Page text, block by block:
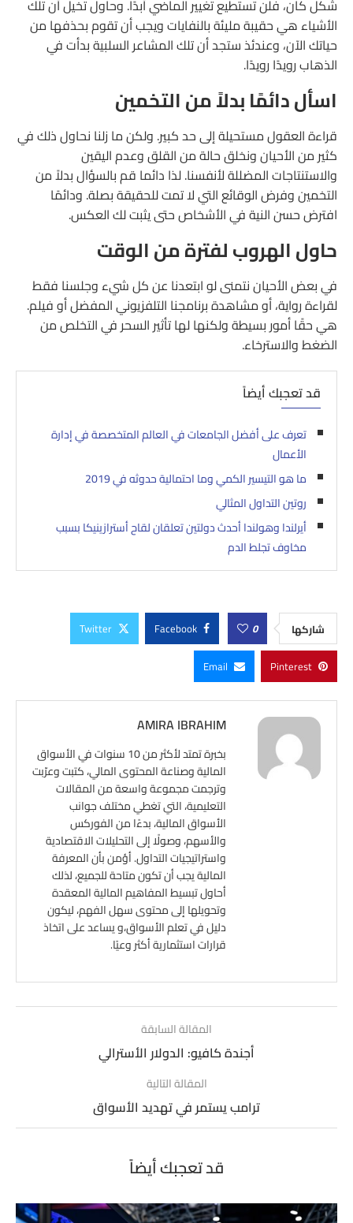
شكل كان، فلن تستطيع تغيير الماضي أبدًا. وحاول تخيل أن تلك
الأشياء هي حقيبة مليئة بالنفايات ويجب أن تقوم بحذفها من
حياتك الآن، وعندئذ ستجد أن تلك المشاعر السلبية بدأت في
الذهاب رويدًا رويدًا.
اسأل دائمًا بدلاً من التخمين
قراءة العقول مستحيلة إلى حد كبير. ولكن ما زلنا نحاول ذلك في
كثير من الأحيان ونخلق حالة من القلق وعدم اليقين
والاستنتاجات المضللة لأنفسنا. لذا دائما قم بالسؤال بدلاً من
التخمين وفرض الوقائع التي لا تمت للحقيقة بصلة. ودائمًا
افترض حسن النية في الأشخاص حتى يثبت لك العكس.
حاول الهروب لفترة من الوقت
في بعض الأحيان نتمنى لو ابتعدنا عن كل شيء وجلسنا فقط
لقراءة رواية، أو مشاهدة برنامجنا التلفزيوني المفضل أو فيلم.
هي حقًا أمور بسيطة ولكنها لها تأثير السحر في التخلص من
الضغط والاسترخاء.
قد تعجبك أيضاً
تعرف على أفضل الجامعات في العالم المتخصصة في إدارة
الأعمال
ما هو التيسير الكمي وما احتمالية حدوثه في 2019
روتين التداول المثالي
أيرلندا وهولندا أحدث دولتين تعلقان لقاح أسترازينيكا بسبب
مخاوف تجلط الدم
شاركها 0
Facebook
Twitter
Pinterest
Email
AMIRA IBRAHIM
بخبرة تمتد لأكثر من 10 سنوات في الأسواق
المالية وصناعة المحتوى المالي، كتبت وعرّبت
وترجمت مجموعة واسعة من المقالات
التعليمية، التي تغطي مختلف جوانب
الأسواق المالية، بدءًا من الفوركس
والأسهم، وصولًا إلى التحليلات الاقتصادية
واستراتيجيات التداول. أؤمن بأن المعرفة
المالية يجب أن تكون متاحة للجميع، لذلك
أحاول تبسيط المفاهيم المالية المعقدة
وتحويلها إلى محتوى سهل الفهم، ليكون
دليل في تعلم الأسواق،و يساعد على اتخاذ
قرارات استثمارية أكثر وعيًا.
المقالة السابقة
أجندة كافيو: الدولار الأسترالي
المقالة التالية
ترامب يستمر في تهديد الأسواق
قد تعجبك أيضاً